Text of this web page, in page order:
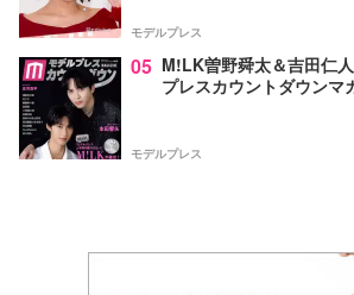
モデルプレス
05 M!LK曽野舜太＆吉田仁
プレスカウントダウンマ
モデルプレス